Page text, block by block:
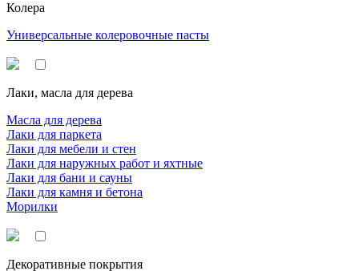
Колера
Универсальные колеровочные пасты
Лаки, масла для дерева
Масла для дерева
Лаки для паркета
Лаки для мебели и стен
Лаки для наружных работ и яхтные
Лаки для бани и сауны
Лаки для камня и бетона
Морилки
Декоративные покрытия